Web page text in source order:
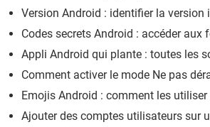
Version Android : identifier la version
Codes secrets Android : accéder aux
Appli Android qui plante : toutes les
Comment activer le mode Ne pas
Emojis Android : comment les utiliser
Ajouter des comptes utilisateurs sur